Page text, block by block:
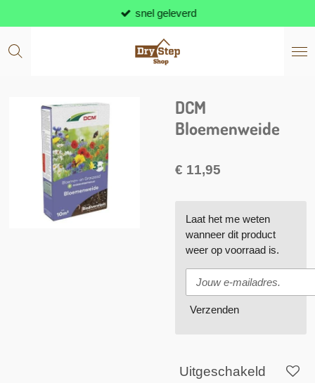
direct
naar
snel geleverd
DCM
Bloemenweide
€ 11,95
Laat het me weten
wanneer dit product
weer op voorraad is.
Verzenden
Uitgeschakeld